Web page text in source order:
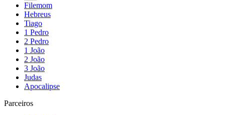
Filemom
Hebreus
Tiago
1 Pedro
2 Pedro
1 João
2 João
3 João
Judas
Apocalipse
Parceiros